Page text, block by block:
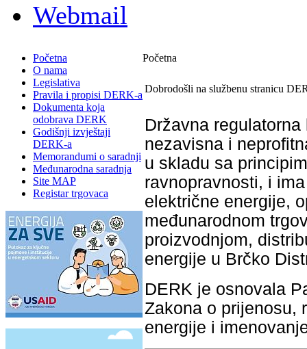
Webmail
Početna
O nama
Legislativa
Pravila i propisi DERK-a
Dokumenta koja
odobrava DERK
Godišnji izvještaji
DERK-a
Memorandumi o saradnji
Međunarodna saradnja
Site MAP
Registar trgovaca
Početna
Dobrodošli na službenu stranicu
Državna
nezavisna i
u skladu sa
ravnopravnosti, i
električne energije,
međunarodnom
proizvodnjom,
energije u Brčko
DERK je osnovala
Zakona o prijenosu,
energije i